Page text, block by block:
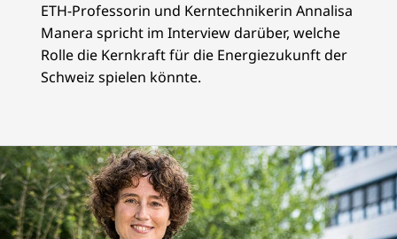
ETH-Professorin und Kerntechnikerin Annalisa
Manera spricht im Interview darüber, welche
Rolle die Kernkraft für die Energiezukunft der
Schweiz spielen könnte.